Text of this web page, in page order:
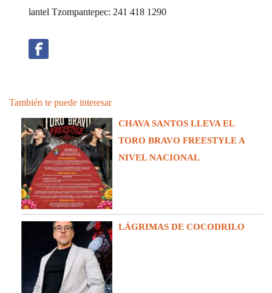
lantel Tzompantepec: 241 418 1290
También te puede interesar
CHAVA SANTOS LLEVA EL
TORO BRAVO FREESTYLE A
NIVEL NACIONAL
LÁGRIMAS DE COCODRILO